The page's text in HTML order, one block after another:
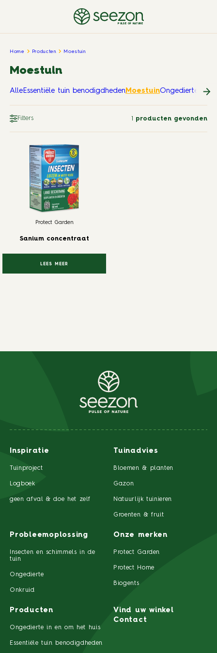
PULSE OF NATURE
Home Producten Moestuin
Moestuin
AlleEssentiële tuin benodigdhedenMoestuinOngedierte in
Filters 1 producten gevonden
Protect Garden
Sanium concentraat
LEES MEER
Inspiratie
Tuinproject
Logboek
geen afval & doe het zelf
Tuinadvies
Bloemen & planten
Gazon
Natuurlijk tuinieren
Groenten & fruit
Probleemoplossing
Insecten en schimmels in de
tuin
Ongedierte
Onkruid
Onze merken
Protect Garden
Protect Home
Biogents
Producten
Ongedierte in en om het huis
Essentiële tuin benodigdheden
Vind uw winkel
Contact